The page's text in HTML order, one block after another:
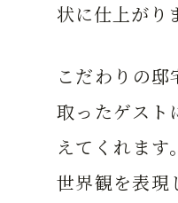
状に仕上がり
こだわりの
取ったゲスト
えてくれま
世界観を表現